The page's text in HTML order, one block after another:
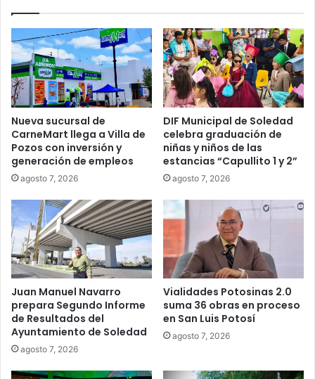
Nueva sucursal de
CarneMart llega a Villa de
Pozos con inversión y
generación de empleos
agosto 7, 2026
DIF Municipal de Soledad
celebra graduación de
niñas y niños de las
estancias “Capullito 1 y 2”
agosto 7, 2026
Juan Manuel Navarro
prepara Segundo Informe
de Resultados del
Ayuntamiento de Soledad
agosto 7, 2026
Vialidades Potosinas 2.0
suma 36 obras en proceso
en San Luis Potosí
agosto 7, 2026